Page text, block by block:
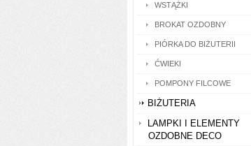
WSTĄŻKI
BROKAT OZDOBNY
PIÓRKA DO BIŻUTERII
ĆWIEKI
POMPONY FILCOWE
BIŻUTERIA
LAMPKI I ELEMENTY
OZDOBNE DECO